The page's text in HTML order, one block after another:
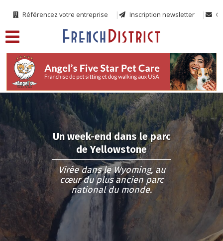
Référencez votre entreprise Inscription newsletter
Un week-end dans le parc
de Yellowstone
Virée dans le Wyoming, au
cœur du plus ancien parc
national du monde.